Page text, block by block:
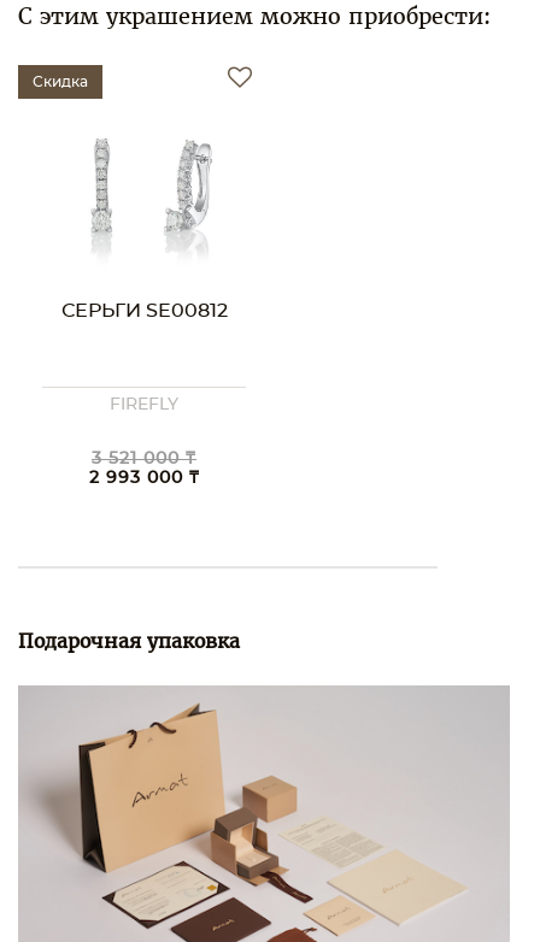
С этим украшением можно приобрести:
Скидка
СЕРЬГИ SE00812
FIREFLY
3 521 000 ₸
2 993 000 ₸
Подарочная упаковка